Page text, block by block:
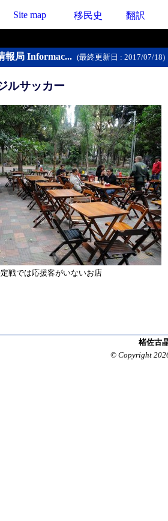
Site map 移民史 翻訳
報局 Informac... (最終更新日 : 2017/07/18)
ルサッカー
戦では応援客がいないお店
楮佐古
© Copyright